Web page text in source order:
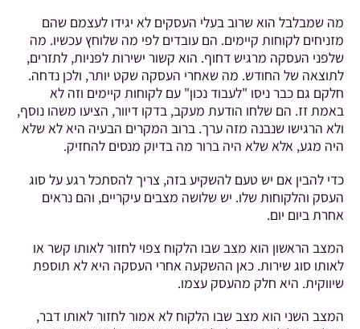
מה שמבלבל הוא שרוב בעלי העסקים לא יגידו לעצמם שהם
מזניחים לקוחות קיימים. הם עובדים לפי מה שלוחץ עכשיו. מה
שלפני העסקה מרגיש דחוף. הוא קשור ישירות לפניות, לתזרים,
לתוצאה של החודש. מה שאחרי העסקה שקט יותר, ולכן נדחה.
חלקם גם כבר ניסו "לעבוד נכון" עם לקוחות קיימים וזה לא
באמת זז. הם שלחו הודעת מעקב, בדקו דיוור, הציעו משהו נוסף,
ולא הרגישו שנבנה מזה ערך. ברוב המקרים הבעיה היא לא שלא
היה מגע, אלא שלא היה ברור מה בדיוק מנסים להחזיק.
כדי להבין אם יש טעם להשקיע בזה, צריך להסתכל רגע על סוג
העסק והלקוחות שלו. יש שלושה מצבים עיקריים, והם נראים
אחרת ביום יום.
המצב הראשון הוא מצב שבו הלקוח צפוי לחזור לאותו קשר או
לאותו סוג שירות. כאן ההשקעה אחרי העסקה היא לא תוספת
שיווקית. היא חלק מהעסק עצמו.
המצב השני הוא מצב שבו הלקוח לא אמור לחזור לאותו דבר,